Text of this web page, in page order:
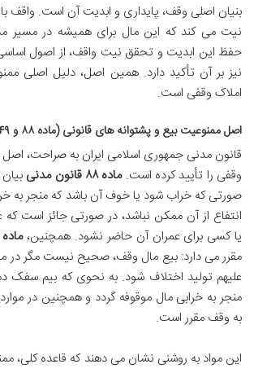
بنیان اصلی وقف، پایداری و ابدیت آن است. واقف
نیت می کند که این مال برای همیشه در
حفظ این ابدیت و تحقق نیت واقف، از اصول
نیز بر آن تأکید دارد. همین اصل، دلیل اصلی
املاک وقفی است.
اصل ممنوعیت بیع و پشتوانه های قانونی (ماده ۸۸ و ۳۴۹ قانون مدنی)
قانون مدنی جمهوری اسلامی ایران به صراحت،
وقفی را تأیید کرده است.ماده ۸۸ قانون مدنی
صورتی که خراب شود یا خوف آن باشد که منجر به
انتفاع از آن ممکن نباشد، در صورتی جائز است که
یا کسی برای عمران آن حاضر نشود. همچنین،ماده ۳۴۹ قانون
مقرر می دارد: بیع مال وقف، صحیح نیست مگر در
علیهم تولید اختلاف شود. به نحوی که بیم سفک
منجر به خرابی مال موقوفه گردد و همچنین در
به وقف مقرر است.
این مواد به روشنی نشان می دهند که قاعده